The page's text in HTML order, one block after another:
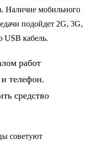
Наличие мобильного
подойдет 2G, 3G,
USB кабель.
работ
телефон.
средство
советуют